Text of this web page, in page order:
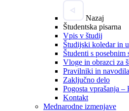
Nazaj
Študentska pisarna
Vpis v študij
Študijski koledar in
Študenti s posebnim
Vloge in obrazci za
Pravilniki in
Zaključno delo
Pogosta vprašanja –
Kontakt
Mednarodne izmenjave